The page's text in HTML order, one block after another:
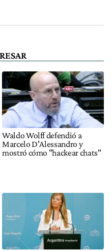
Waldo Wolff defendió a
Marcelo D'Alessandro y
mostró cómo "hackear chats"